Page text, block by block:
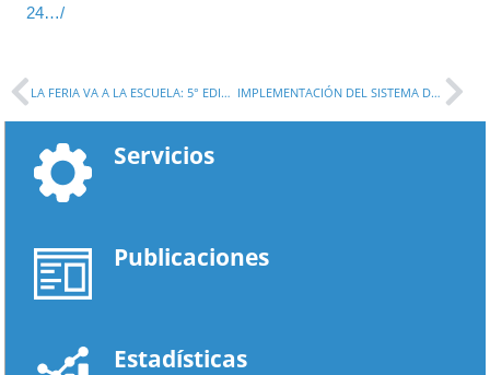
24…/
Prev LA FERIA VA A LA ESCUELA: 5° EDICIÓN IMPLEMENTACIÓN DEL SISTEMA DE ALERTA CONTRA LA DEFORESTACIÓN
Servicios
Publicaciones
Estadísticas